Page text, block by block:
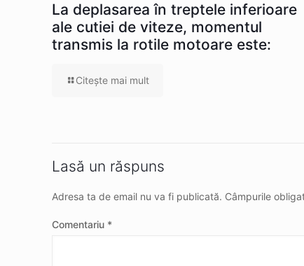
La deplasarea în treptele inferioare
ale cutiei de viteze, momentul
transmis la rotile motoare este:
Citeşte mai mult
Lasă un răspuns
Adresa ta de email nu va fi publicată. Câmpurile
Comentariu *